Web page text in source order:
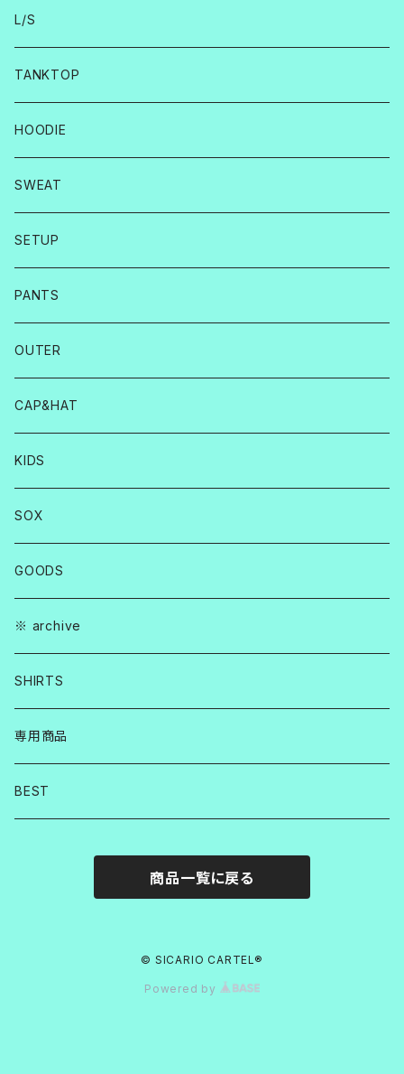
L/S
TANKTOP
HOODIE
SWEAT
SETUP
PANTS
OUTER
CAP&HAT
KIDS
SOX
GOODS
※ archive
SHIRTS
専用商品
BEST
商品一覧に戻る
© SICARIO CARTEL®︎
Powered by